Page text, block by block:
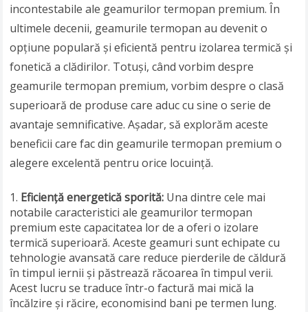
incontestabile ale geamurilor termopan premium. În
ultimele decenii, geamurile termopan au devenit o
opțiune populară și eficientă pentru izolarea termică și
fonetică a clădirilor. Totuși, când vorbim despre
geamurile termopan premium, vorbim despre o clasă
superioară de produse care aduc cu sine o serie de
avantaje semnificative. Așadar, să explorăm aceste
beneficii care fac din geamurile termopan premium o
alegere excelentă pentru orice locuință.
Eficiență energetică sporită: Una dintre cele mai
notabile caracteristici ale geamurilor termopan
premium este capacitatea lor de a oferi o izolare
termică superioară. Aceste geamuri sunt echipate cu
tehnologie avansată care reduce pierderile de căldură
în timpul iernii și păstrează răcoarea în timpul verii.
Acest lucru se traduce într-o factură mai mică la
încălzire și răcire, economisind bani pe termen lung.